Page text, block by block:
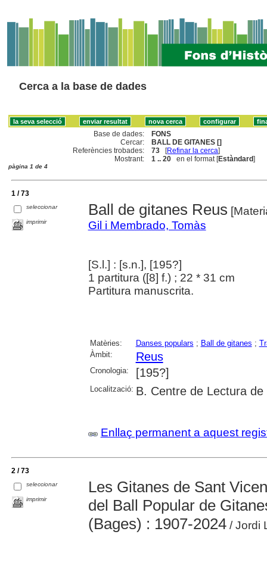
Cerca a la base de dades
Base de dades:
FONS
Cercar:
BALL DE GITANES []
Referències trobades:
73 [Refinar la cerca]
Mostrant:
1 .. 20 en el format [Estàndard]
pàgina 1 de 4
1 / 73
seleccionar
imprimir
Ball de gitanes Reus
Gil i Membrado, Tomàs
[S.l.] : [s.n.], [195?]
1 partitura ([8] f.) ; 22 * 31 cm
Partitura manuscrita.
Matèries: Danses populars ; Ball de gitanes ;
Àmbit:
Reus
Cronologia: [195?]
Localització: B. Centre de Lectura de
Enllaç permanent a aquest
2 / 73
seleccionar
imprimir
Les Gitanes de Sant
del Ball Popular de
(Bages) : 1907-2024/ Jordi